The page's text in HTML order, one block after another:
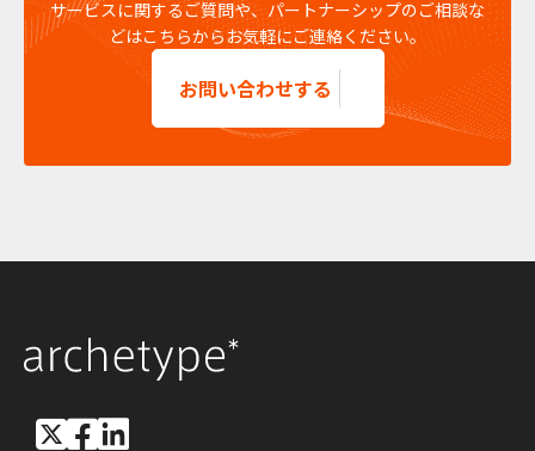
サービスに関するご質問や、パートナーシップのご相談な
どはこちらからお気軽にご連絡ください。
お問い合わせする